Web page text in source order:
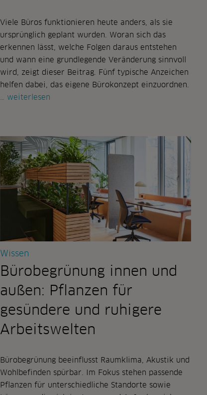
Viele Büros funktionieren heute anders, als sie
ursprünglich geplant wurden. Woran sich das
erkennen lässt, welche Folgen daraus entstehen
und wann eine grundlegende Veränderung sinnvoll
wird, zeigt dieser Beitrag. Fünf typische Anzeichen
helfen dabei, das eigene Bürokonzept einzuordnen.
weiterlesen
büro
nicht
mehr
zur
nutzung
passt
Wissen
Bürobegrünung innen und
außen: Pflanzen für
gesündere und ruhigere
Arbeitswelten
Bürobegrünung beeinflusst Raumklima, Akustik und
Wohlbefinden spürbar. Im Fokus stehen passende
Pflanzen für unterschiedliche Standorte sowie